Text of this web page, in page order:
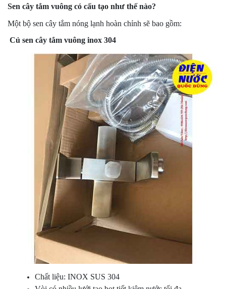
Sen cây tắm vuông có cấu tạo như thế nào?
Một bộ sen cây tắm nóng lạnh hoàn chỉnh sẽ bao gồm:
Củ sen cây tắm vuông inox 304
Chất liệu: INOX SUS 304